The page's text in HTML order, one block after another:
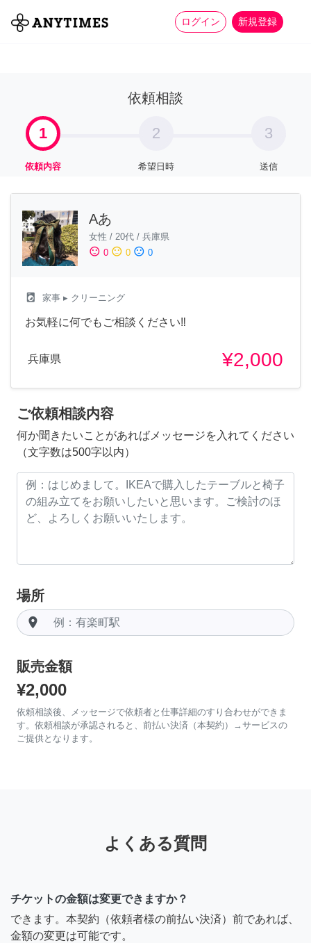
ログイン 新規登録
全て 家事 more_horiz
依頼相談
1
依頼内容
2
希望日時
3
送信
Aあ
女性 / 20代 / 兵庫県
sentiment_satisfied 0 sentiment_neutral 0 sentiment_dissatisfied 0
local_laundry_service 家事 ▸ クリーニング
お気軽に何でもご相談ください‼︎
兵庫県 ¥2,000
ご依頼相談内容
何か聞きたいことがあればメッセージを入れてください
（文字数は500字以内）
場所
room
販売金額
¥2,000
依頼相談後、メッセージで依頼者と仕事詳細のすり合わせができま
す。依頼相談が承認されると、前払い決済（本契約）→サービスの
ご提供となります。
よくある質問
チケットの金額は変更できますか？
できます。本契約（依頼者様の前払い決済）前であれば、
金額の変更は可能です。